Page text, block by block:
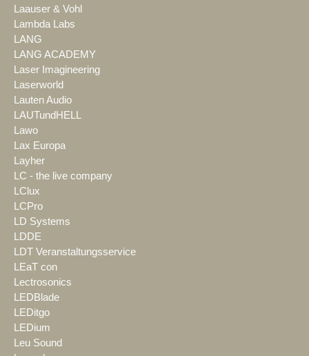
Laauser & Vohl
Lambda Labs
LANG
LANG ACADEMY
Laser Imagineering
Laserworld
Lauten Audio
LAUTundHELL
Lawo
Lax Europa
Layher
LC - the live company
LClux
LCPro
LD Systems
LDDE
LDT Veranstaltungsservice
LEaT con
Lectrosonics
LEDBlade
LEDitgo
LEDium
Leu Sound